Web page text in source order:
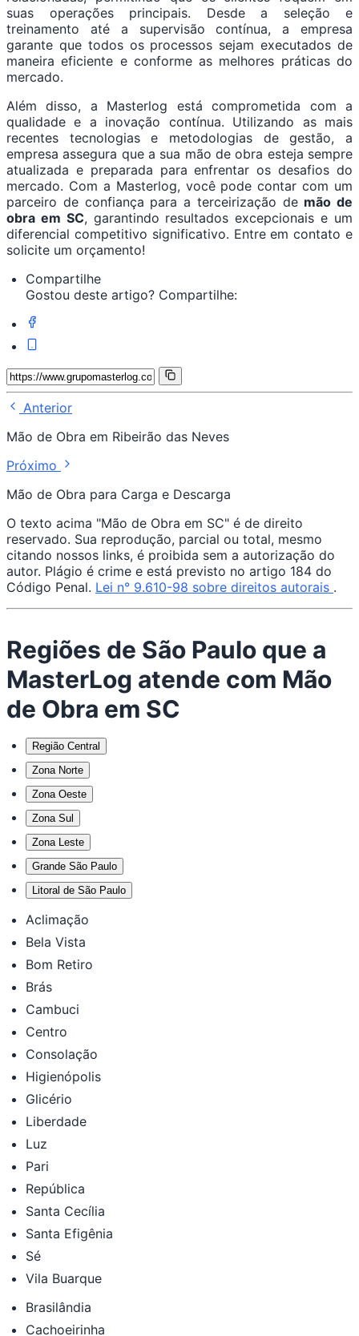
suas operações principais. Desde a seleção e
treinamento até a supervisão contínua, a empresa
garante que todos os processos sejam executados de
maneira eficiente e conforme as melhores práticas do
mercado.
Além disso, a Masterlog está comprometida com a
qualidade e a inovação contínua. Utilizando as mais
recentes tecnologias e metodologias de gestão, a
empresa assegura que a sua mão de obra esteja sempre
atualizada e preparada para enfrentar os desafios do
mercado. Com a Masterlog, você pode contar com um
parceiro de confiança para a terceirização de mão de
obra em SC, garantindo resultados excepcionais e um
diferencial competitivo significativo. Entre em contato e
solicite um orçamento!
Compartilhe
Gostou deste artigo? Compartilhe:
Anterior
Mão de Obra em Ribeirão das Neves
Próximo
Mão de Obra para Carga e Descarga
O texto acima "Mão de Obra em SC" é de direito
reservado. Sua reprodução, parcial ou total, mesmo
citando nossos links, é proibida sem a autorização do
autor. Plágio é crime e está previsto no artigo 184 do
Código Penal. Lei n° 9.610-98 sobre direitos autorais .
Regiões de São Paulo que a
MasterLog atende com Mão
de Obra em SC
Região Central
Zona Norte
Zona Oeste
Zona Sul
Zona Leste
Grande São Paulo
Litoral de São Paulo
Aclimação
Bela Vista
Bom Retiro
Brás
Cambuci
Centro
Consolação
Higienópolis
Glicério
Liberdade
Luz
Pari
República
Santa Cecília
Santa Efigênia
Sé
Vila Buarque
Brasilândia
Cachoeirinha